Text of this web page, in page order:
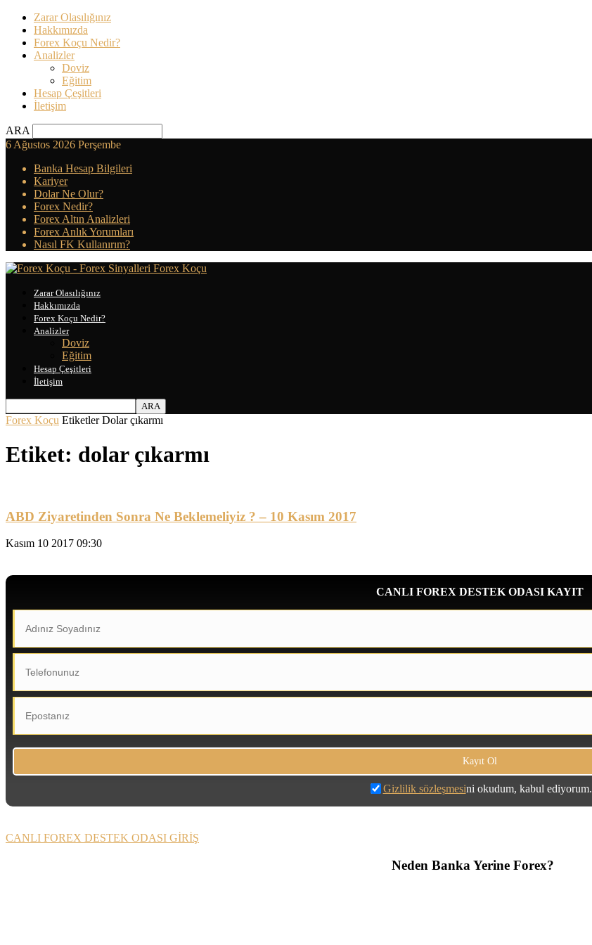
Zarar Olasılığınız
Hakkımızda
Forex Koçu Nedir?
Analizler
Doviz
Eğitim
Hesap Çeşitleri
İletişim
ARA
6 Ağustos 2026 Perşembe
Banka Hesap Bilgileri
Kariyer
Dolar Ne Olur?
Forex Nedir?
Forex Altın Analizleri
Forex Anlık Yorumları
Nasıl FK Kullanırım?
Forex Koçu
Zarar Olasılığınız
Hakkımızda
Forex Koçu Nedir?
Analizler
Doviz
Eğitim
Hesap Çeşitleri
İletişim
Forex Koçu Etiketler Dolar çıkarmı
Etiket: dolar çıkarmı
ABD Ziyaretinden Sonra Ne Beklemeliyiz ? – 10 Kasım 2017
Kasım 10 2017 09:30
CANLI FOREX DESTEK ODASI KAYIT
Gizlilik sözleşmesini okudum, kabul ediyorum.
CANLI FOREX DESTEK ODASI GİRİŞ
Neden Banka Yerine Forex?